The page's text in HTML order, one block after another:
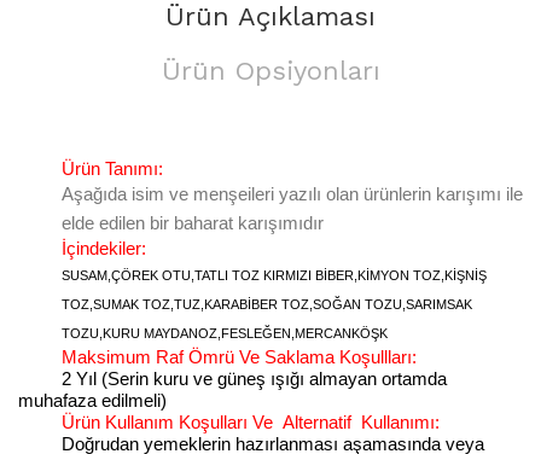
Ürün Açıklaması
Ürün Opsiyonları
Ürün Tanımı:
Aşağıda isim ve menşeileri yazılı olan ürünlerin karışımı ile
elde edilen bir baharat karışımıdır
İçindekiler:
SUSAM,ÇÖREK OTU,TATLI TOZ KIRMIZI BİBER,KİMYON TOZ,KİŞNİŞ
TOZ,SUMAK TOZ,TUZ,KARABİBER TOZ,SOĞAN TOZU,SARIMSAK
TOZU,KURU MAYDANOZ,FESLEĞEN,MERCANKÖŞK
Maksimum Raf Ömrü Ve Saklama Koşullları:
2 Yıl (Serin kuru ve güneş ışığı almayan ortamda
muhafaza edilmeli)
Ürün Kullanım Koşulları Ve Alternatif Kullanımı:
Doğrudan yemeklerin hazırlanması aşamasında veya